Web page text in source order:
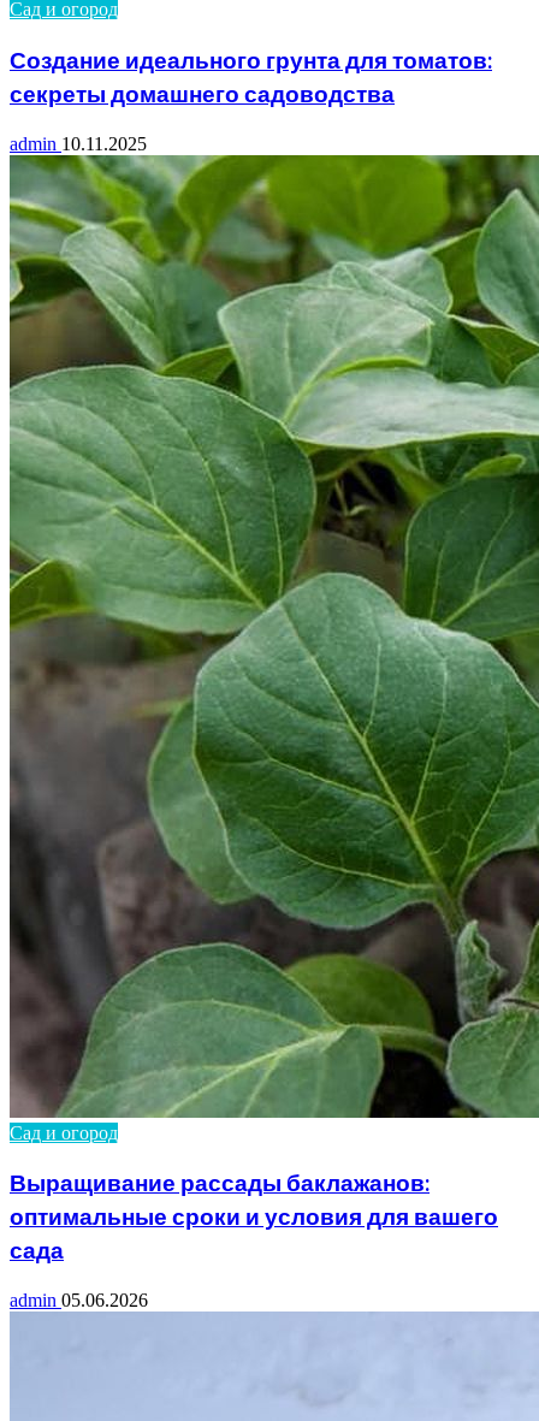
Сад и огород
Создание идеального грунта для томатов:
секреты домашнего садоводства
admin 10.11.2025
Сад и огород
Выращивание рассады баклажанов:
оптимальные сроки и условия для вашего
сада
admin 05.06.2026